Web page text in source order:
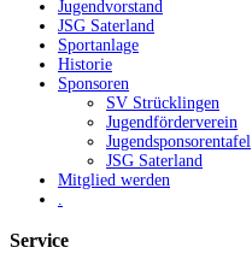
Jugendvorstand
JSG Saterland
Sportanlage
Historie
Sponsoren
SV Strücklingen
Jugendförderverein
Jugendsponsorentafel
JSG Saterland
Mitglied werden
Service